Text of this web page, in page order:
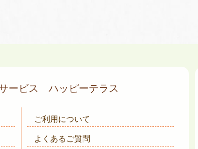
ービス ハッピーテラス
ご利用について
よくあるご質問